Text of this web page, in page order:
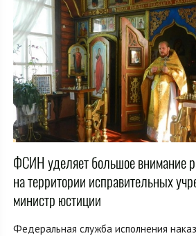
ФСИН уделяет большое внимание
на территории исправительных
министр юстиции
Федеральная служба исполнения